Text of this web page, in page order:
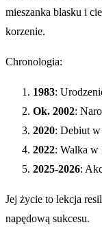
mieszanka blasku i
korzenie.
Chronologia:
1983:
Ok. 2002:
2020: Debiut
2022: Walka
2025-2026:
Jej życie to lekcja
napędową sukcesu.